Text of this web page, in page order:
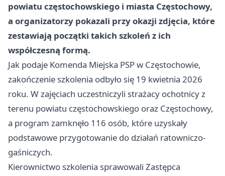
powiatu częstochowskiego i miasta Częstochowy,
a organizatorzy pokazali przy okazji zdjęcia, które
zestawiają początki takich szkoleń z ich
współczesną formą.
Jak podaje Komenda Miejska PSP w Częstochowie,
zakończenie szkolenia odbyło się 19 kwietnia 2026
roku. W zajęciach uczestniczyli strażacy ochotnicy z
terenu powiatu częstochowskiego oraz Częstochowy,
a program zamknęło 116 osób, które uzyskały
podstawowe przygotowanie do działań ratowniczo-
gaśniczych.
Kierownictwo szkolenia sprawowali Zastępca